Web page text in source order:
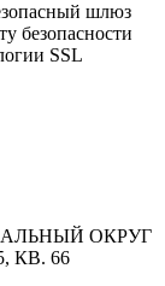
шлюз
безопасности
SSL
ОКРУГ
КВ. 66